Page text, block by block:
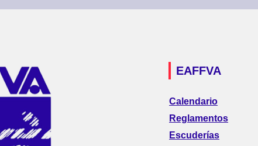
EAFFVA
Calendario
Reglamentos
Escuderías